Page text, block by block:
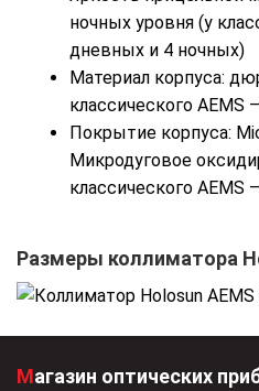
ночных уровня (у
дневных и 4 ночных)
Материал корпуса:
классического
Покрытие корпуса:
Микродуговое
классического AEMS
Размеры коллиматора
Магазин оптических